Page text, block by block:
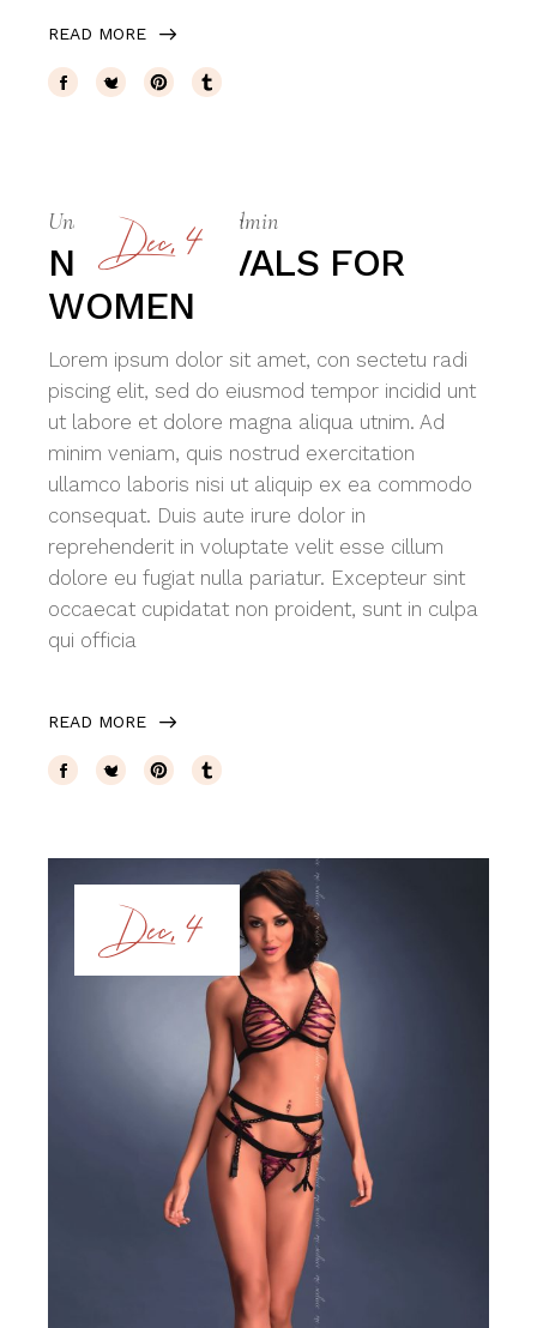
READ MORE
Dec, 4
Underwear siteadmin
NEW ARRIVALS FOR
WOMEN
Lorem ipsum dolor sit amet, con sectetu radi
piscing elit, sed do eiusmod tempor incidid unt
ut labore et dolore magna aliqua utnim. Ad
minim veniam, quis nostrud exercitation
ullamco laboris nisi ut aliquip ex ea commodo
consequat. Duis aute irure dolor in
reprehenderit in voluptate velit esse cillum
dolore eu fugiat nulla pariatur. Excepteur sint
occaecat cupidatat non proident, sunt in culpa
qui officia
READ MORE
Dec, 4